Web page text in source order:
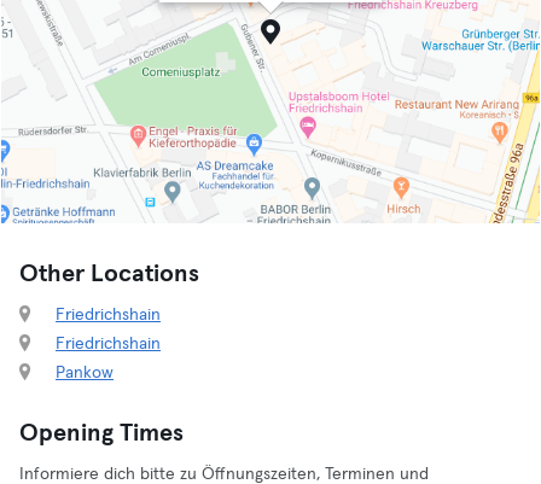
Other Locations
Friedrichshain
Friedrichshain
Pankow
Opening Times
Informiere dich bitte zu Öffnungszeiten, Terminen und